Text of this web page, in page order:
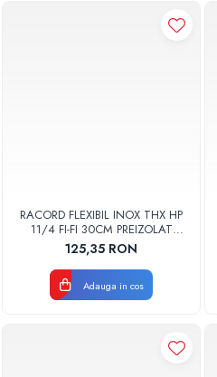
RACORD FLEXIBIL INOX THX HP
11/4 FI-FI 30CM PREIZOLAT
PENTRU POMPA DE CALDURA -
THX
125,35 RON
Adauga in cos